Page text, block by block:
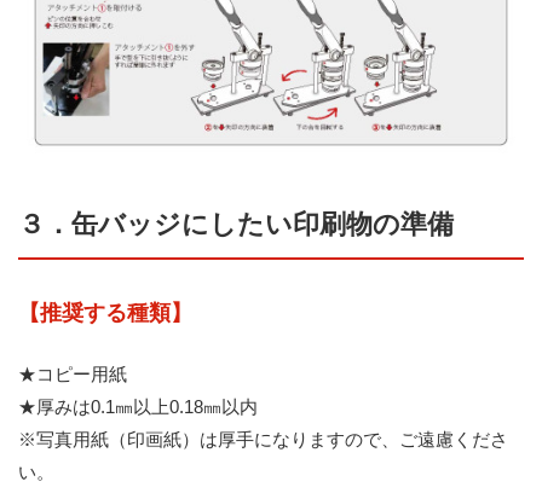
３．缶バッジにしたい印刷物の準備
【推奨する種類】
★コピー用紙
★厚みは0.1㎜以上0.18㎜以内
※写真用紙（印画紙）は厚手になりますので、ご遠慮くださ
い。